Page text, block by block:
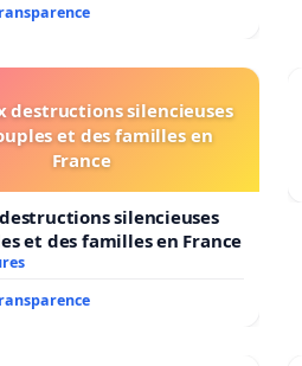
destructions silencieuses
et des familles en
France
silencieuses
et des familles en France